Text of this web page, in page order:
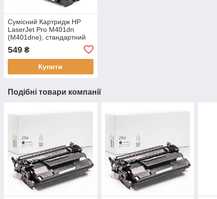
Сумісний Картридж HP
LaserJet Pro M401dn
(M401dne), стандартний
аналог від Gravitone
549 ₴
Купити
Подібні товари компанії